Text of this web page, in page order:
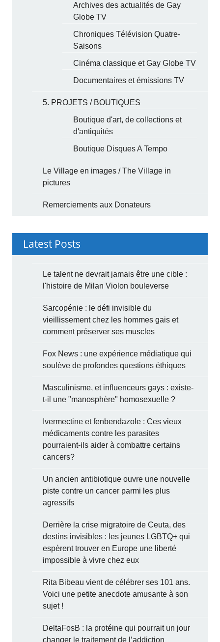
Archives des actualités de Gay
Globe TV
Chroniques Télévision Quatre-
Saisons
Cinéma classique et Gay Globe TV
Documentaires et émissions TV
5. PROJETS / BOUTIQUES
Boutique d'art, de collections et
d'antiquités
Boutique Disques A Tempo
Le Village en images / The Village in
pictures
Remerciements aux Donateurs
Latest Posts
Le talent ne devrait jamais être une cible :
l'histoire de Milan Violon bouleverse
Sarcopénie : le défi invisible du
vieillissement chez les hommes gais et
comment préserver ses muscles
Fox News : une expérience médiatique qui
soulève de profondes questions éthiques
Masculinisme, et influenceurs gays : existe-
t-il une "manosphère" homosexuelle ?
Ivermectine et fenbendazole : Ces vieux
médicaments contre les parasites
pourraient-ils aider à combattre certains
cancers?
Un ancien antibiotique ouvre une nouvelle
piste contre un cancer parmi les plus
agressifs
Derrière la crise migratoire de Ceuta, des
destins invisibles : les jeunes LGBTQ+ qui
espèrent trouver en Europe une liberté
impossible à vivre chez eux
Rita Bibeau vient de célébrer ses 101 ans.
Voici une petite anecdote amusante à son
sujet !
DeltaFosB : la protéine qui pourrait un jour
changer le traitement de l’addiction